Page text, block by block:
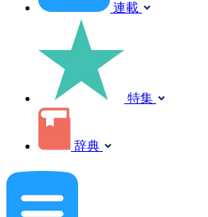
連載
特集
辞典